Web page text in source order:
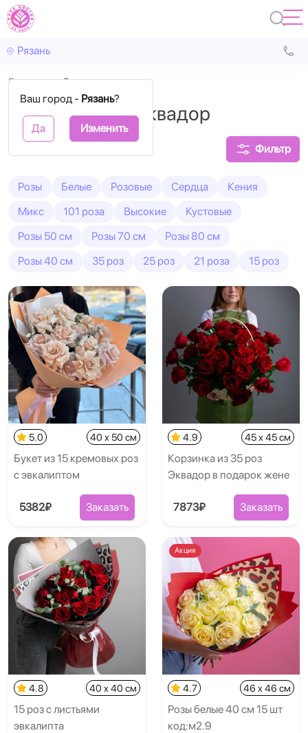
Рязань
Ваш город - Рязань?
Да Изменить
Главная Эквадорские
Букеты из роз Эквадор
Фильтр
Розы Белые Розовые Сердца
Кения
Микс
101 роза Высокие
Кустовые
Розы 50 см
Розы 70 см
Розы 80 см
Розы 40 см
35 роз 25 роз 21 роза 15 роз
5.0 40 x 50 см
Букет из 15 кремовых роз
с эвкалиптом
5382₽ Заказать
4.9 45 x 45 см
Корзинка из 35 роз
Эквадор в подарок жене
7873₽ Заказать
4.8 40 x 40 см
15 роз с листьями
эвкалипта
Акция
4.7 46 x 46 см
Розы белые 40 см 15 шт
код:м2.9